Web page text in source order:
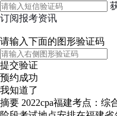
订阅报考资讯
请输入下面的图形验证码
提交验证
预约成功
我知道了
摘要 2022cpa福建考点：